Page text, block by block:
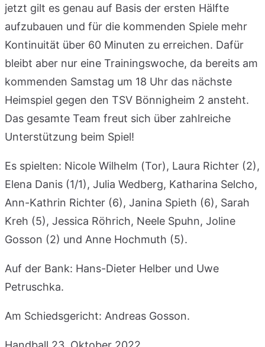
jetzt gilt es genau auf Basis der ersten Hälfte
aufzubauen und für die kommenden Spiele mehr
Kontinuität über 60 Minuten zu erreichen. Dafür
bleibt aber nur eine Trainingswoche, da bereits am
kommenden Samstag um 18 Uhr das nächste
Heimspiel gegen den TSV Bönnigheim 2 ansteht.
Das gesamte Team freut sich über zahlreiche
Unterstützung beim Spiel!
Es spielten: Nicole Wilhelm (Tor), Laura Richter (2),
Elena Danis (1/1), Julia Wedberg, Katharina Selcho,
Ann-Kathrin Richter (6), Janina Spieth (6), Sarah
Kreh (5), Jessica Röhrich, Neele Spuhn, Joline
Gosson (2) und Anne Hochmuth (5).
Auf der Bank: Hans-Dieter Helber und Uwe
Petruschka.
Am Schiedsgericht: Andreas Gosson.